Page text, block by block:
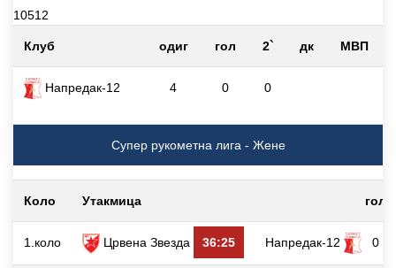
10512
Клуб одиг гол 2` дк МВП
Напредак-12 4 0 0
Супер рукометна лига - Жене
Коло Утакмица гол
1.коло Црвена Звезда 36:25 Напредак-12 0